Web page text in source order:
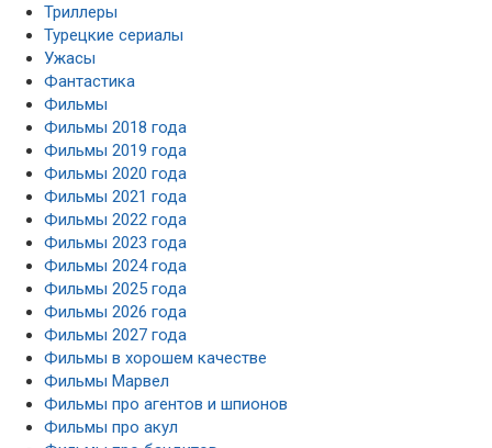
Триллеры
Турецкие сериалы
Ужасы
Фантастика
Фильмы
Фильмы 2018 года
Фильмы 2019 года
Фильмы 2020 года
Фильмы 2021 года
Фильмы 2022 года
Фильмы 2023 года
Фильмы 2024 года
Фильмы 2025 года
Фильмы 2026 года
Фильмы 2027 года
Фильмы в хорошем качестве
Фильмы Марвел
Фильмы про агентов и шпионов
Фильмы про акул